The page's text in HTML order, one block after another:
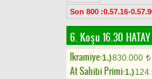
Son 800 :0.57.16-
6. Koşu 16.30
Ikramiye:1.)830.000 t
At Sahibi Primi:1.)